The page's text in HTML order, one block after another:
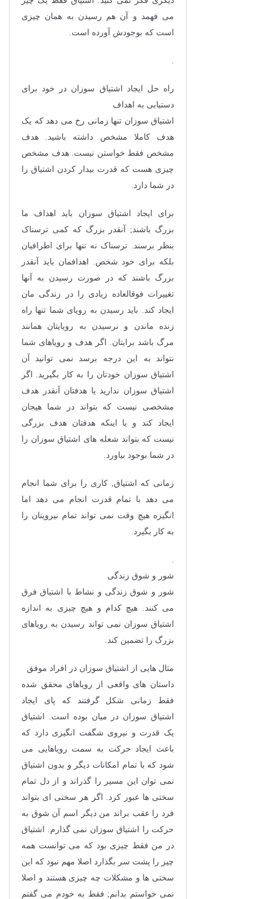
می فهمد و آن هم رسیدن به همان چیزی
است که بوجودش آورده است.
.
راه حل ایجاد اشتیاق سوزان در خود برای
دستیابی به اهداف
اشتیاق سوزان تنها زمانی رخ می دهد که یک
هدف کاملا مشخص داشته باشید. هدف
مشخص فقط خواستن نیست. هدف مشخص
چیزی هست که قدرت بیدار کردن اشتیاق را
در شما دارد.
برای ایجاد اشتیاق سوزان باید اهداف ما
بزرگ باشند; آنقدر بزرگ که کمی ترسناک
بنظر برسند. ترسناک نه تنها برای اطرافیان
بلکه برای خود شخص. اهدافمان باید آنقدر
بزرگ باشند که در صورت رسیدن به آنها
تغییرات فوقالعاده زیادی را در زندگی مان
ایجاد کند. باید رسیدن به رویای شما تنها راه
زنده ماندن و نرسیدن به رویایتان همانند
مرگ باشد برایتان. اگر هدف و رویاهای شما
نتواند به این درجه برسد نمی توانید آن
اشتیاق سوزان خودتان را به کار بگیرید. اگر
اشتیاق سوزان ندارید یا هدفتان آنقدر هدف
مشخصی نیست که بتواند در شما هیجان
ایجاد کند و یا اینکه هدفتان هدف بزرگی
نیست که بتواند شعله های اشتیاق سوزان را
در شما بوجود بیاورد.
زمانی که اشتیاق, کاری را برای شما انجام
می دهد با تمام قدرت انجام می دهد اما
انگیزه هیچ وقت نمی تواند تمام نیرویتان را
به کار بگیرد.
.
شور و شوق زندگی
شور و شوق زندگی و نشاط با اشتیاق فرق
می کنند. هیچ کدام و هیچ چیزی به اندازه
اشتیاق سوزان نمی تواند رسیدن به رویاهای
بزرگ را تضمین کند.
مثال هایی از اشتیاق سوزان در افراد موفق
داستان های واقعی از رویاهای محقق شده
فقط زمانی شکل گرفتند که پای ایجاد
اشتیاق سوزان در میان بوده است. اشتیاق
یک قدرت و نیروی شگفت انگیزی دارد که
باعث ایجاد حرکت به سمت رویاهایی می
شود که با تمام امکانات دیگر و بدون اشتیاق
نمی توان این مسیر را گذراند و از دل تمام
سختی ها عبور کرد. اگر هر سختی ای بتواند
فرد را عقب براند من دیگر اسم آن شوق به
حرکت را اشتیاق سوزان نمی گذارم. اشتیاق
در من فقط چیزی بود که می توانست همه
چیز را پشت سر بگذارد اصلا مهم نبود که این
سختی ها و مشکلات چه چیزی هستند و اصلا
نمی خواستم بدانم; فقط به خودم می گفتم